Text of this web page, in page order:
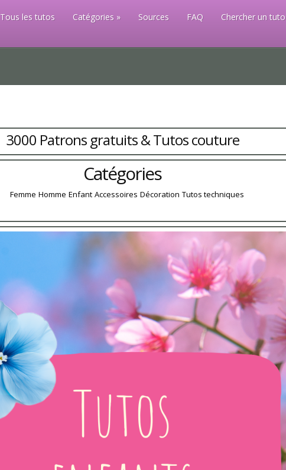
Tous les tutos Catégories Sources FAQ Chercher un tuto
3000 Patrons gratuits & Tutos couture
Catégories
Femme Homme Enfant Accessoires Décoration Tutos techniques